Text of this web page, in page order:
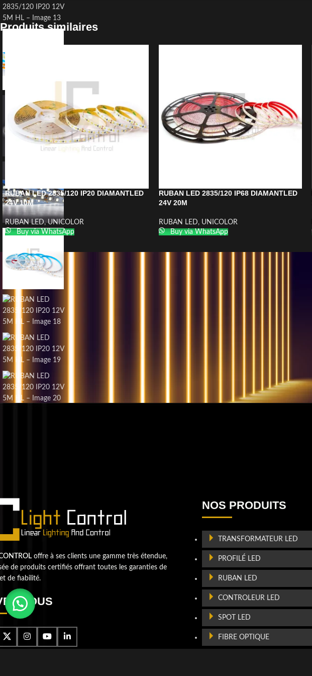
Produits similaires
RUBAN LED 2835/120 IP20 DIAMANTLED
24V 10M
RUBAN LED, UNICOLOR
Buy via WhatsApp
RUBAN LED 2835/120 IP68 DIAMANTLED
24V 20M
RUBAN LED, UNICOLOR
Buy via WhatsApp
niveau supérieur!
Contactez-nous
offre à ses clients une gamme très étendue,
de produits certifiés offrant toutes les garanties de
de fiabilité.
NOUS
NOS PRODUITS
TRANSFORMATEUR LED
PROFILÉ LED
RUBAN LED
CONTROLEUR LED
SPOT LED
FIBRE OPTIQUE